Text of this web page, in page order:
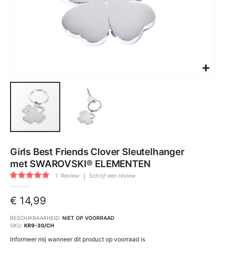
het
begin
van
de
afbeeldingen-
gallerij
Girls Best Friends Clover Sleutelhanger
met SWAROVSKI® ELEMENTEN
Waardering:
100 100
1 Review Schrijf een review
€ 14,99
BESCHIKBAARHEID: NIET OP VOORRAAD
SKU KR9-30/CH
Informeer mij wanneer dit product op voorraad is